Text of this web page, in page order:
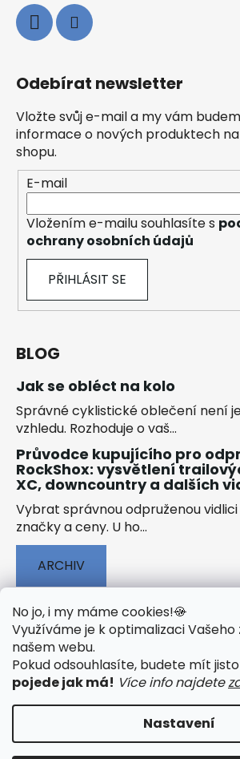
No jo, i my máme cookies!🍪
Využíváme je k optimalizaci Vašeho
našem webu.
Pokud odsouhlasíte, budete mít
pojede jak má! Více info najdete
Nastavení
Odebírat newsletter
Vložte svůj e-mail a my vám
informace o nových produktech
shopu.
E-mail
Vložením e-mailu souhlasíte s
ochrany osobních údajů
PŘIHLÁSIT SE
BLOG
Jak se obléct na kolo
Správné cyklistické oblečení není
vzhledu. Rozhoduje o vaš...
Průvodce kupujícího pro
RockShox: vysvětlení
XC, downcountry a dalších
Vybrat správnou odpruženou
značky a ceny. U ho...
ARCHIV
🟢 TECHNOLOGIE
🟢 O
🟢 NÁVODY KE